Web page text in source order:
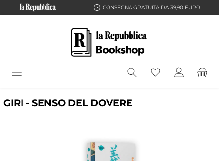
CONSEGNA GRATUITA DA 39,90 EURO
GIRI - SENSO DEL DOVERE